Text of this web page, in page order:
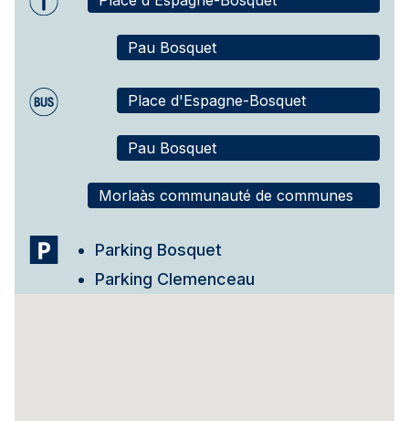
Pau Bosquet
Place d'Espagne-Bosquet
Pau Bosquet
Morlaàs communauté de communes
Parking Bosquet
Parking Clemenceau